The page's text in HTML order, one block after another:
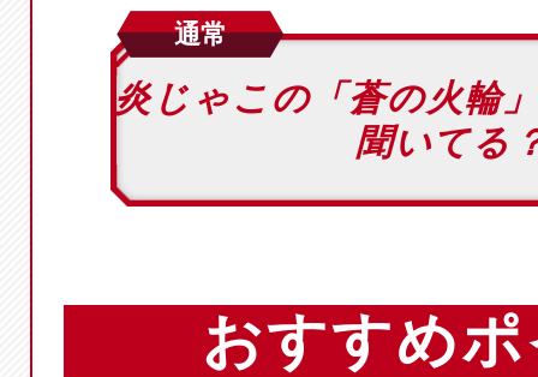
通常
炎じゃこの「蒼の火輪
聞いてる
おすすめ